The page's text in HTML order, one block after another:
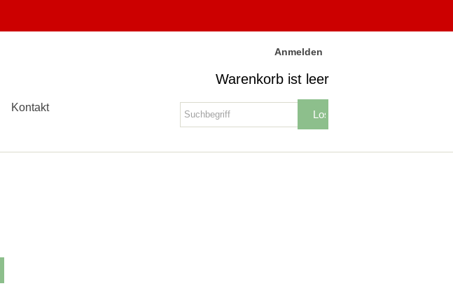
Kontakt
Anmelden
Warenkorb ist leer